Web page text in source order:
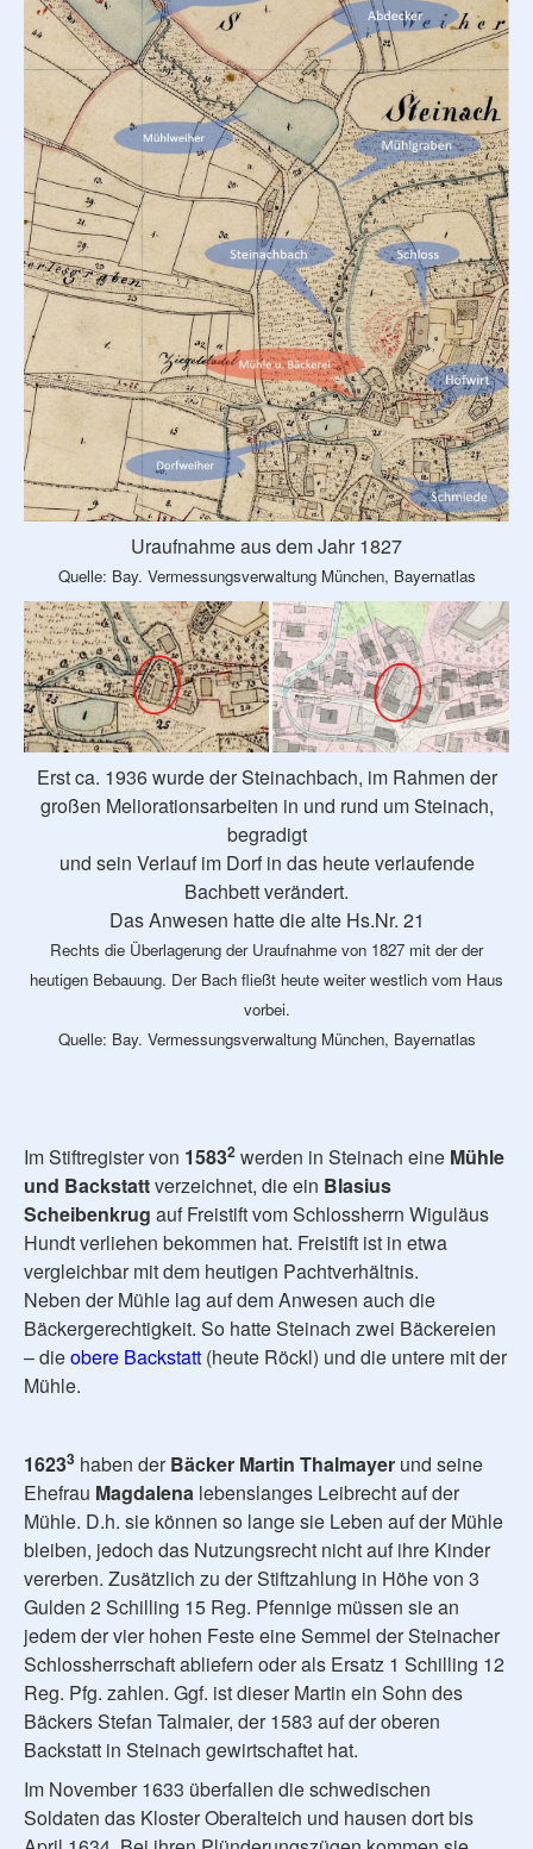
Uraufnahme aus dem Jahr 1827
Quelle: Bay. Vermessungsverwaltung München, Bayernatlas
Erst ca. 1936 wurde der Steinachbach, im Rahmen der
großen Meliorationsarbeiten in und rund um Steinach,
begradigt
und sein Verlauf im Dorf in das heute verlaufende
Bachbett verändert.
Das Anwesen hatte die alte Hs.Nr. 21
Rechts die Überlagerung der Uraufnahme von 1827 mit der der
heutigen Bebauung. Der Bach fließt heute weiter westlich vom Haus
vorbei.
Quelle: Bay. Vermessungsverwaltung München, Bayernatlas
Im Stiftregister von 15832 werden in Steinach eine Mühle
und Backstattverzeichnet, die ein Blasius
Scheibenkrug auf Freistift vom Schlossherrn Wiguläus
Hundt verliehen bekommen hat. Freistift ist in etwa
vergleichbar mit dem heutigen Pachtverhältnis.
Neben der Mühle lag auf dem Anwesen auch die
Bäckergerechtigkeit. So hatte Steinach zwei Bäckereien
– dieobere Backstatt (heute Röckl) und die untere mit der
Mühle.
16233 haben derBäcker Martin Thalmayer und seine
Ehefrau Magdalena lebenslanges Leibrecht auf der
Mühle. D.h. sie können so lange sie Leben auf der Mühle
bleiben, jedoch das Nutzungsrecht nicht auf ihre Kinder
vererben. Zusätzlich zu der Stiftzahlung in Höhe von 3
Gulden 2 Schilling 15 Reg. Pfennige müssen sie an
jedem der vier hohen Feste eine Semmel der Steinacher
Schlossherrschaft abliefern oder als Ersatz 1 Schilling 12
Reg. Pfg. zahlen. Ggf. ist dieser Martin ein Sohn des
Bäckers Stefan Talmaier, der 1583 auf der oberen
Backstatt in Steinach gewirtschaftet hat.
Im November 1633 überfallen die schwedischen
Soldaten das Kloster Oberalteich und hausen dort bis